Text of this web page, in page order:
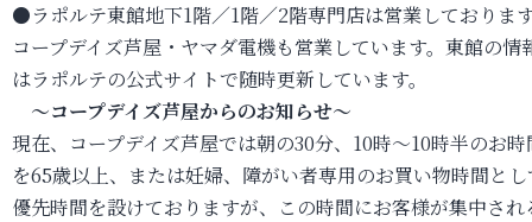
●ラポルテ東館地下1階／1階／2階専門店は営業しておりま
コープデイズ芦屋・ヤマダ電機も営業しています。東館の情
はラポルテの公式サイトで随時更新しています。
～コープデイズ芦屋からのお知らせ～
現在、コープデイズ芦屋では朝の30分、10時～10時半のお時
を65歳以上、または妊婦、障がい者専用のお買い物時間と
優先時間を設けておりますが、この時間にお客様が集中され